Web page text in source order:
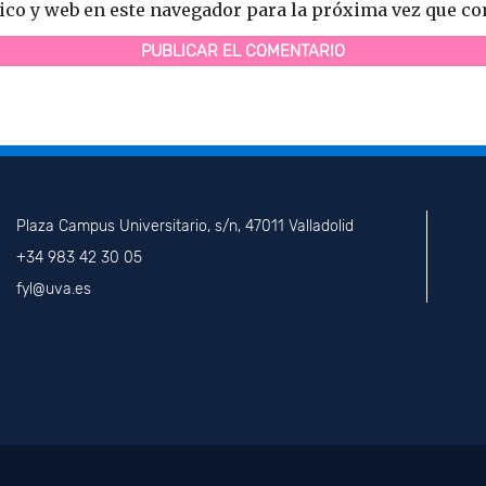
y web en este navegador para la próxima vez que
Plaza Campus Universitario, s/n, 47011 Valladolid
+34 983 42 30 05
fyl@uva.es